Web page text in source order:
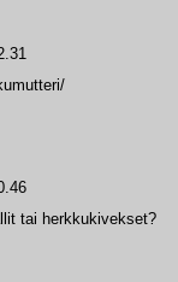
tai herkkukivekset?